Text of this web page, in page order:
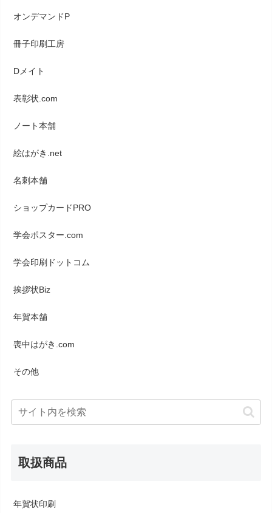
オンデマンドP
冊子印刷工房
Dメイト
表彰状.com
ノート本舗
絵はがき.net
名刺本舗
ショップカードPRO
学会ポスター.com
学会印刷ドットコム
挨拶状Biz
年賀本舗
喪中はがき.com
その他
取扱商品
年賀状印刷